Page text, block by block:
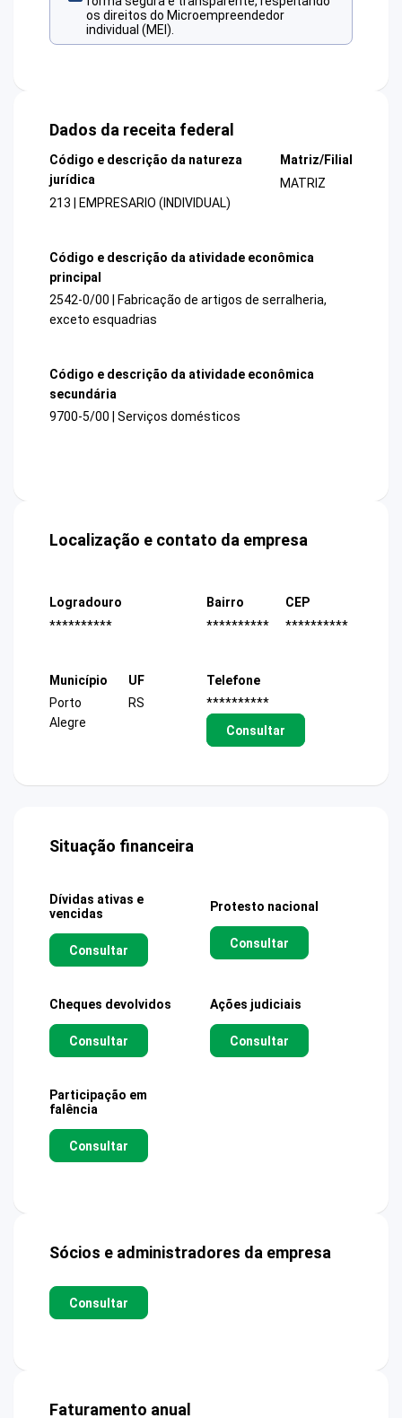
os direitos do Microempreendedor
individual (MEI).
Dados da receita federal
Código e descrição da natureza
jurídica
213 | EMPRESARIO (INDIVIDUAL)
Matriz/Filial
MATRIZ
Código e descrição da atividade econômica
principal
2542-0/00 | Fabricação de artigos de serralheria,
exceto esquadrias
Código e descrição da atividade econômica
secundária
9700-5/00 | Serviços domésticos
Localização e contato da empresa
Logradouro
**********
Bairro
**********
CEP
**********
Município
Porto
Alegre
UF
RS
Telefone
**********
Consultar
Situação financeira
Dívidas ativas e
vencidas
Consultar
Protesto nacional
Consultar
Cheques devolvidos
Consultar
Ações judiciais
Consultar
Participação em
falência
Consultar
Sócios e administradores da empresa
Consultar
Faturamento anual